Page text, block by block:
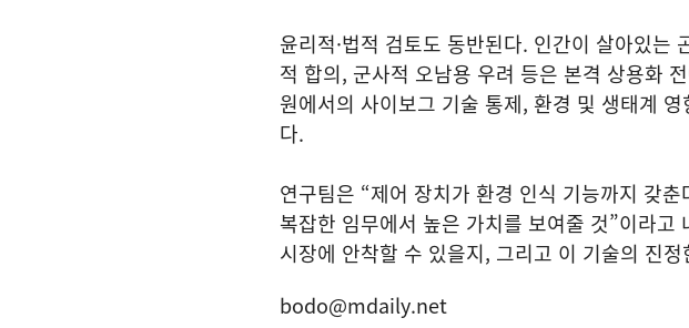
윤리적·법적 검토도 동반된다. 인간이 살아있는
적 합의, 군사적 오남용 우려 등은 본격 상용화
원에서의 사이보그 기술 통제, 환경 및 생태계
다.
연구팀은 “제어 장치가 환경 인식 기능까지 갖
복잡한 임무에서 높은 가치를 보여줄 것”이라
시장에 안착할 수 있을지, 그리고 이 기술의 진
bodo@mdaily.net